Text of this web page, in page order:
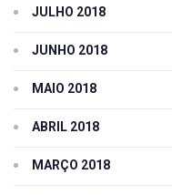
JULHO 2018
JUNHO 2018
MAIO 2018
ABRIL 2018
MARÇO 2018